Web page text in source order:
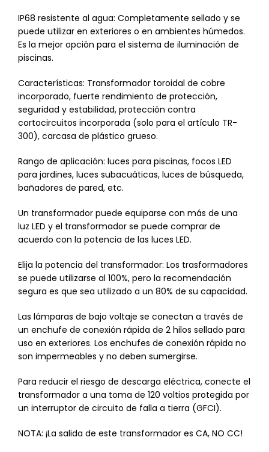
IP68 resistente al agua: Completamente sellado y se
puede utilizar en exteriores o en ambientes húmedos.
Es la mejor opción para el sistema de iluminación de
piscinas.
Características: Transformador toroidal de cobre
incorporado, fuerte rendimiento de protección,
seguridad y estabilidad, protección contra
cortocircuitos incorporada (solo para el artículo TR-
300), carcasa de plástico grueso.
Rango de aplicación: luces para piscinas, focos LED
para jardines, luces subacuáticas, luces de búsqueda,
bañadores de pared, etc.
Un transformador puede equiparse con más de una
luz LED y el transformador se puede comprar de
acuerdo con la potencia de las luces LED.
Elija la potencia del transformador: Los trasformadores
se puede utilizarse al 100%, pero la recomendación
segura es que sea utilizado a un 80% de su capacidad.
Las lámparas de bajo voltaje se conectan a través de
un enchufe de conexión rápida de 2 hilos sellado para
uso en exteriores. Los enchufes de conexión rápida no
son impermeables y no deben sumergirse.
Para reducir el riesgo de descarga eléctrica, conecte el
transformador a una toma de 120 voltios protegida por
un interruptor de circuito de falla a tierra (GFCI).
NOTA: ¡La salida de este transformador es CA, NO CC!